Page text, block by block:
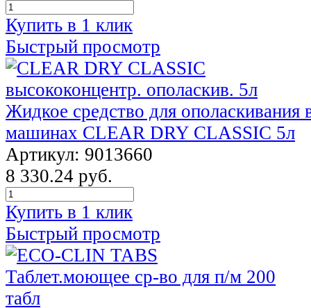
Купить в 1 клик
Быстрый просмотр
Жидкое средство для ополаскивания
машинах CLEAR DRY CLASSIC 5л
Артикул: 9013660
8 330.24 руб.
Купить в 1 клик
Быстрый просмотр